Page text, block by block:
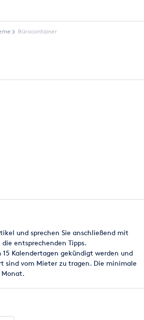
Bürocontainer
und sprechen Sie anschließend mit
entsprechenden Tipps.
Kalendertagen gekündigt werden und
sind vom Mieter zu tragen. Die minimale
Monat.